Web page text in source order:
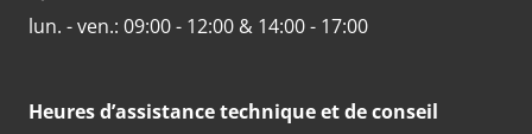
lun. - ven.: 09:00 - 12:00 & 14:00 - 17:00
Heures d’assistance technique et de conseil